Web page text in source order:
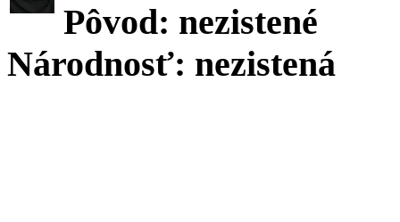
Pôvod: nezistené
Národnosť: nezistená